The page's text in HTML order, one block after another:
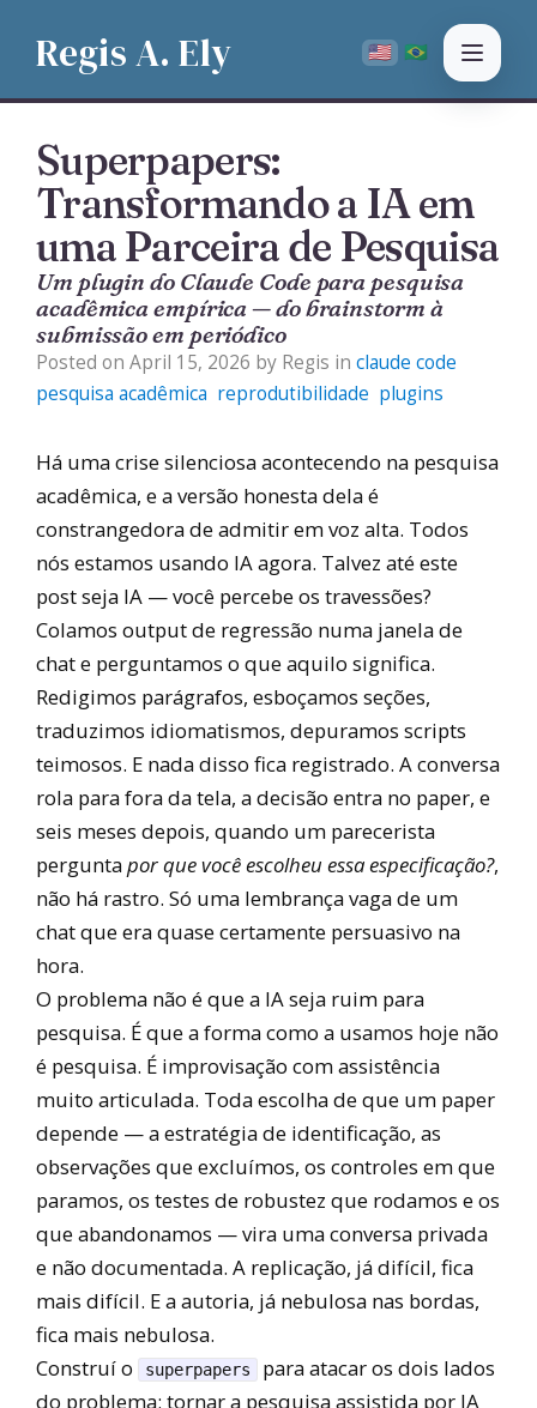
Regis A. Ely 🇺🇸EN🇧🇷
Superpapers:
Transformando a IA em
uma Parceira de Pesquisa
Um plugin do Claude Code para pesquisa
acadêmica empírica — do brainstorm à
submissão em periódico
Posted on April 15, 2026 by Regis in claude code
pesquisa acadêmica reprodutibilidade plugins
Há uma crise silenciosa acontecendo na pesquisa
acadêmica, e a versão honesta dela é
constrangedora de admitir em voz alta. Todos
nós estamos usando IA agora. Talvez até este
post seja IA — você percebe os travessões?
Colamos output de regressão numa janela de
chat e perguntamos o que aquilo significa.
Redigimos parágrafos, esboçamos seções,
traduzimos idiomatismos, depuramos scripts
teimosos. E nada disso fica registrado. A conversa
rola para fora da tela, a decisão entra no paper, e
seis meses depois, quando um parecerista
perguntapor que você escolheu essa especificação?,
não há rastro. Só uma lembrança vaga de um
chat que era quase certamente persuasivo na
hora.
O problema não é que a IA seja ruim para
pesquisa. É que a forma como a usamos hoje não
é pesquisa. É improvisação com assistência
muito articulada. Toda escolha de que um paper
depende — a estratégia de identificação, as
observações que excluímos, os controles em que
paramos, os testes de robustez que rodamos e os
que abandonamos — vira uma conversa privada
e não documentada. A replicação, já difícil, fica
mais difícil. E a autoria, já nebulosa nas bordas,
fica mais nebulosa.
Construí o
superpapers
para atacar os dois lados
do problema: tornar a pesquisa assistida por IA